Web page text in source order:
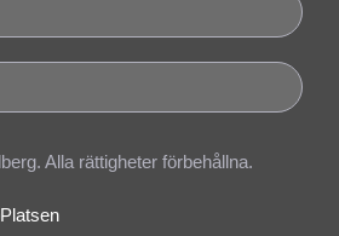
Alla rättigheter förbehållna.